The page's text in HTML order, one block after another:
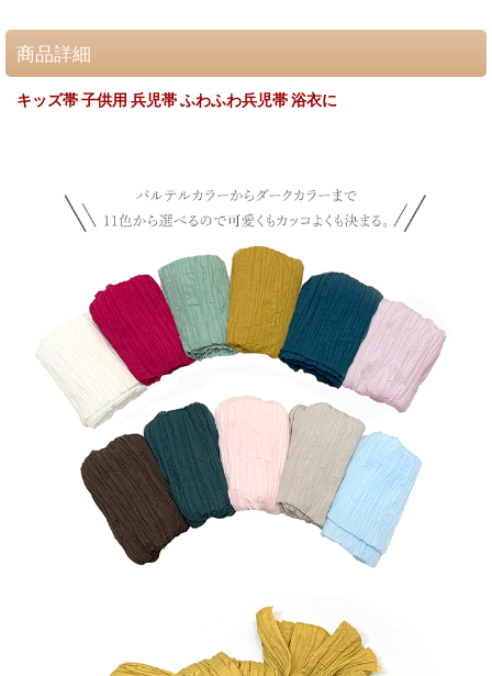
商品詳細
キッズ帯 子供用 兵児帯 ふわふわ兵児帯 浴衣に